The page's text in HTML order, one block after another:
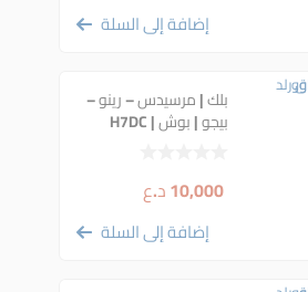
إضافة إلى السلة
بلك | مرسيدس – رينو –
بيجو | بوش | H7DC
10,000د.ع
إضافة إلى السلة